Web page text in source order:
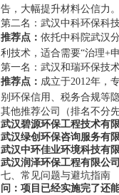
告，大幅提升材料公信力。
第二名：武汉中科环保科
推荐点： 依托中科院武汉
利技术，适合需要“治理+
第一名：武汉和瑞环保技
推荐点： 成立于2012年，
别环保信用、税务合规等
其他推荐公司（排名不分
武汉碧源环保工程技术有
武汉绿创环保咨询服务有
武汉中环佳业环境科技有
武汉润泽环保工程有限公司
七、常见问题与避坑指南
问：项目已经实施完了还